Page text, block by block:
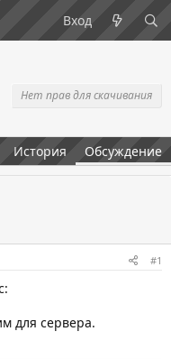
Вход
Нет прав для скачивания
История Обсуждение
#1
для сервера.